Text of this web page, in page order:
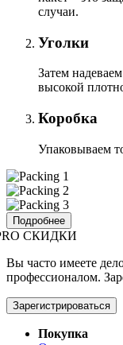
случаи.
Уголки
Затем
высокой
Коробка
Упаковываем
Подробнее
СКИДКИ
Вы часто имеете
профессионалом.
Зарегистрироваться
Покупка